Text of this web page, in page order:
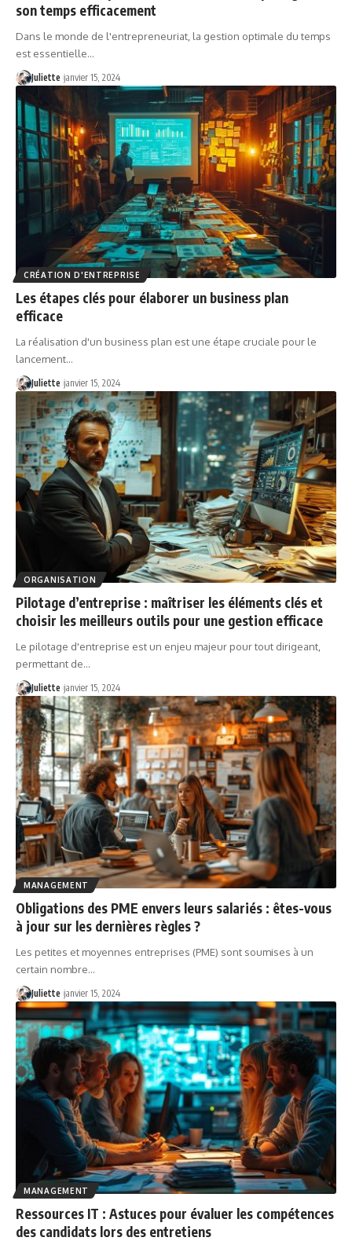
son temps efficacement
Dans le monde de l'entrepreneuriat, la gestion optimale du temps
est essentielle…
Juliette janvier 15, 2024
CRÉATION D'ENTREPRISE
Les étapes clés pour élaborer un business plan
efficace
La réalisation d'un business plan est une étape cruciale pour le
lancement…
Juliette janvier 15, 2024
ORGANISATION
Pilotage d’entreprise : maîtriser les éléments clés et
choisir les meilleurs outils pour une gestion efficace
Le pilotage d'entreprise est un enjeu majeur pour tout dirigeant,
permettant de…
Juliette janvier 15, 2024
MANAGEMENT
Obligations des PME envers leurs salariés : êtes-vous
à jour sur les dernières règles ?
Les petites et moyennes entreprises (PME) sont soumises à un
certain nombre…
Juliette janvier 15, 2024
MANAGEMENT
Ressources IT : Astuces pour évaluer les compétences
des candidats lors des entretiens